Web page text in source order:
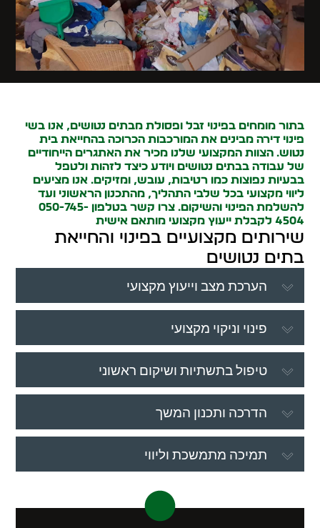
בתור מומחים בפינוי זבל ופסולת מבתים נטושים, אנו בשי
פינוי דירה מבינים את המורכבות הכרוכה בהחייאת בית
נטוש. הצוות המקצועי שלנו מכיר את האתגרים הייחודיים
של עבודה בבתים נטושים ויודע כיצד לזהות ולטפל
בבעיות נפוצות כמו רטיבות, עובש, ומזיקים. אנו מציעים
ליווי מקצועי בכל שלבי התהליך, מהתכנון הראשוני ועד
להשלמת הפינוי והשיקום. צרו קשר בטלפון 050-745-
4504 לקבלת ייעוץ מקצועי מותאם אישית
שירותים מקצועיים בפינוי והחייאת
בתים נטושים
הערכת מצב וייעוץ מקצועי
פינוי וניקוי מקצועי
טיפול בתשתיות ושיקום ראשוני
הדרכה ותכנון המשך
תמיכה מתמשכת וליווי